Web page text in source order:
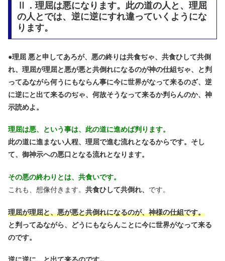
Ⅱ．理屈は悪になります。此の道の人と、理屈
の人とでは、逆に逆にすれ違っていくようにな
ります。
●理屈 悪と申してあろが、悪の終りは共食ぢゃ、共食ひして共倒
れ、理屈が理屈と悪が悪と共倒れになるのが神の仕組ぢゃ、と判
ってゐながら何うにもならん事に今に世界がなって来るのざ、逆
に逆にと出て来るのぢゃ、何故そうなって来るか判らんのか、神
示読めよ。
理屈は悪、という事は、此の道に進めば判ります。
此の道に進まない人程、理屈で進む流れとなるからです。そし
て、御神示への悪口となる流れとなります。
その悪の終わりとは、共食いです。
これも、想像付きます。 共食ひして共倒れ、 です。
理屈が理屈と、悪が悪と共倒れになるのが、神様の仕組です。
と判ってゐながら、どうにもならんことに今に世界がなって来る
のです。